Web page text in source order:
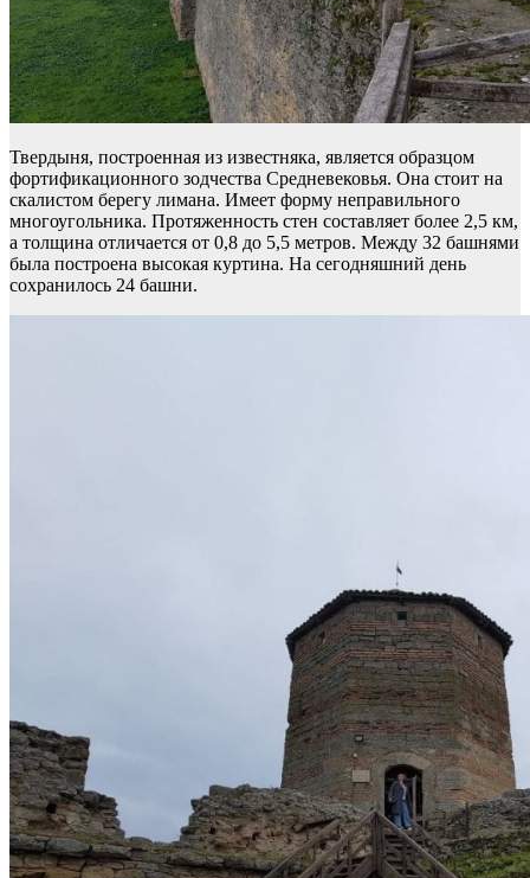
Твердыня, построенная из известняка, является образцом
фортификационного зодчества Средневековья. Она стоит на
скалистом берегу лимана. Имеет форму неправильного
многоугольника. Протяженность стен составляет более 2,5 км,
а толщина отличается от 0,8 до 5,5 метров. Между 32 башнями
была построена высокая куртина. На сегодняшний день
сохранилось 24 башни.